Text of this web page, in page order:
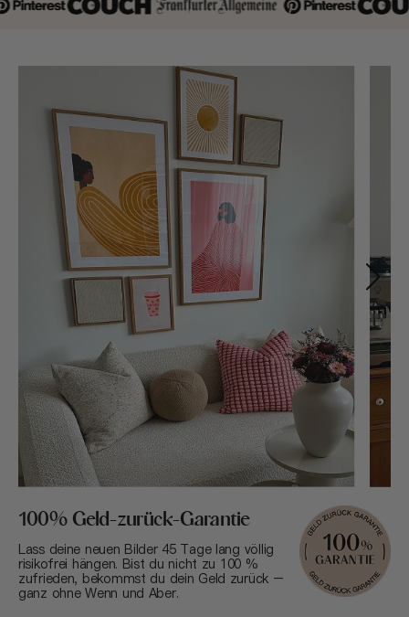
100% Geld-zurück-Garantie
Lass deine neuen Bilder 45 Tage lang völlig
risikofrei hängen. Bist du nicht zu 100 %
zufrieden, bekommst du dein Geld zurück –
ganz ohne Wenn und Aber.